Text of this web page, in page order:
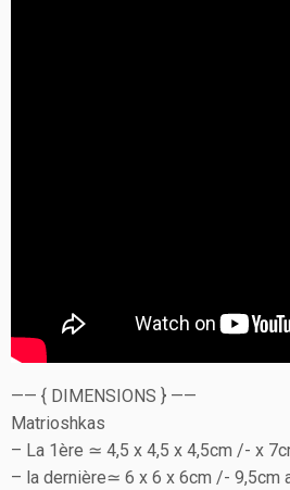
—— { DIMENSIONS } ——
Matrioshkas
– La 1ère ≃ 4,5 x 4,5 x 4,5cm /- x
– la dernière≃ 6 x 6 x 6cm /- 9,5cm